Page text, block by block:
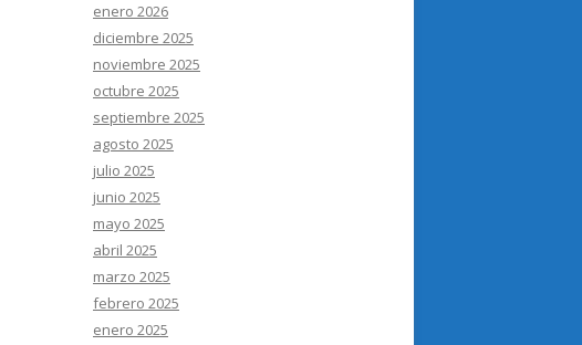
enero 2026
diciembre 2025
noviembre 2025
octubre 2025
septiembre 2025
agosto 2025
julio 2025
junio 2025
mayo 2025
abril 2025
marzo 2025
febrero 2025
enero 2025